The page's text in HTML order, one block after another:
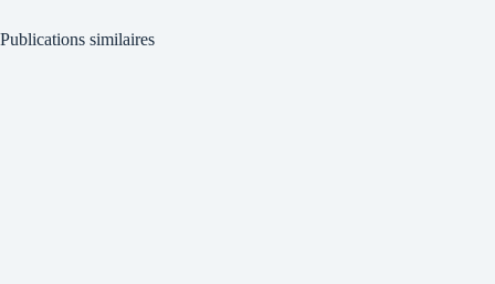
Publications similaires